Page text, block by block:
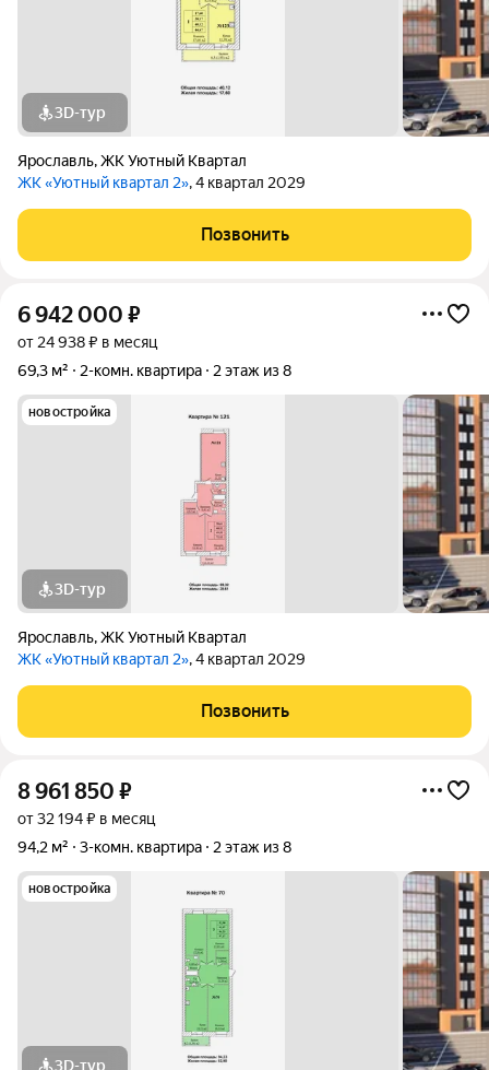
3D-тур
Ярославль,ЖК Уютный Квартал
ЖК «Уютный квартал 2», 4 квартал 2029
Позвонить
6 942 000 ₽
от 24 938 ₽ в месяц
69,3 м²
2-комн. квартира 2 этаж из 8
новостройка
3D-тур
Ярославль,ЖК Уютный Квартал
ЖК «Уютный квартал 2», 4 квартал 2029
Позвонить
8 961 850 ₽
от 32 194 ₽ в месяц
94,2 м²
3-комн. квартира 2 этаж из 8
новостройка
3D-тур